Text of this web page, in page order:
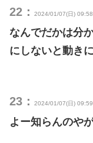
22： 2024/01/07(日)
なんでだかは分
にしないと動き
23： 2024/01/07(日)
よー知らんのや